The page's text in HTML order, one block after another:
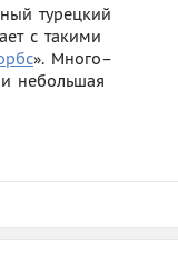
турецкий
с такими
». Много–
и небольшая